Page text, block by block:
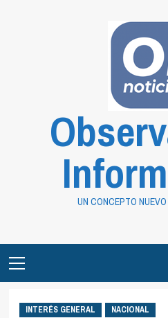
UN CONCEPTO
Menu
INTERÉS GENERAL NACIONAL